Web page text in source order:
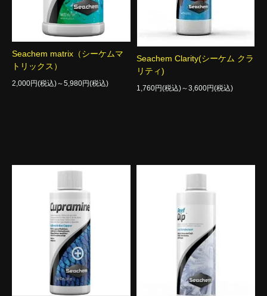
Seachem matrix（シーケムマ
トリックス）
2,000円(税込)～5,980円(税込)
Seachem Clarity(シーケム クラ
リティ)
1,760円(税込)～3,600円(税込)